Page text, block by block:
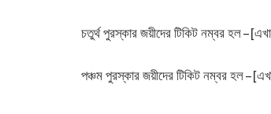
চতুর্থ পুরস্কার জয়ীদের টিকিট নম্বর হল –
পঞ্চম পুরস্কার জয়ীদের টিকিট নম্বর হল –